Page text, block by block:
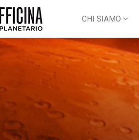
CHI SIAMO